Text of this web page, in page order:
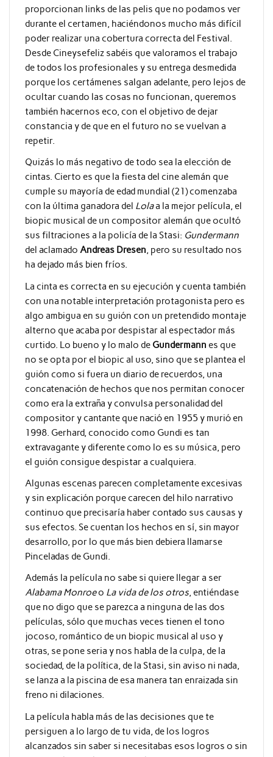
proporcionan links de las pelis que no podamos ver
durante el certamen, haciéndonos mucho más difícil
poder realizar una cobertura correcta del Festival.
Desde Cineysefeliz sabéis que valoramos el trabajo
de todos los profesionales y su entrega desmedida
porque los certámenes salgan adelante, pero lejos de
ocultar cuando las cosas no funcionan, queremos
también hacernos eco, con el objetivo de dejar
constancia y de que en el futuro no se vuelvan a
repetir.
Quizás lo más negativo de todo sea la elección de
cintas. Cierto es que la fiesta del cine alemán que
cumple su mayoría de edad mundial (21) comenzaba
con la última ganadora del Lolaa la mejor película, el
biopic musical de un compositor alemán que ocultó
sus filtraciones a la policía de la Stasi: Gundermann
del aclamado Andreas Dresen, pero su resultado nos
ha dejado más bien fríos.
La cinta es correcta en su ejecución y cuenta también
con una notable interpretación protagonista pero es
algo ambigua en su guión con un pretendido montaje
alterno que acaba por despistar al espectador más
curtido. Lo bueno y lo malo de Gundermann es que
no se opta por el biopic al uso, sino que se plantea el
guión como si fuera un diario de recuerdos, una
concatenación de hechos que nos permitan conocer
como era la extraña y convulsa personalidad del
compositor y cantante que nació en 1955 y murió en
1998. Gerhard, conocido como Gundi es tan
extravagante y diferente como lo es su música, pero
el guión consigue despistar a cualquiera.
Algunas escenas parecen completamente excesivas
y sin explicación porque carecen del hilo narrativo
continuo que precisaría haber contado sus causas y
sus efectos. Se cuentan los hechos en sí, sin mayor
desarrollo, por lo que más bien debiera llamarse
Pinceladas de Gundi.
Además la película no sabe si quiere llegar a ser
Alabama Monroeo La vida de los otros, entiéndase
que no digo que se parezca a ninguna de las dos
películas, sólo que muchas veces tienen el tono
jocoso, romántico de un biopic musical al uso y
otras, se pone seria y nos habla de la culpa, de la
sociedad, de la política, de la Stasi, sin aviso ni nada,
se lanza a la piscina de esa manera tan enraizada sin
freno ni dilaciones.
La película habla más de las decisiones que te
persiguen a lo largo de tu vida, de los logros
alcanzados sin saber si necesitabas esos logros o sin